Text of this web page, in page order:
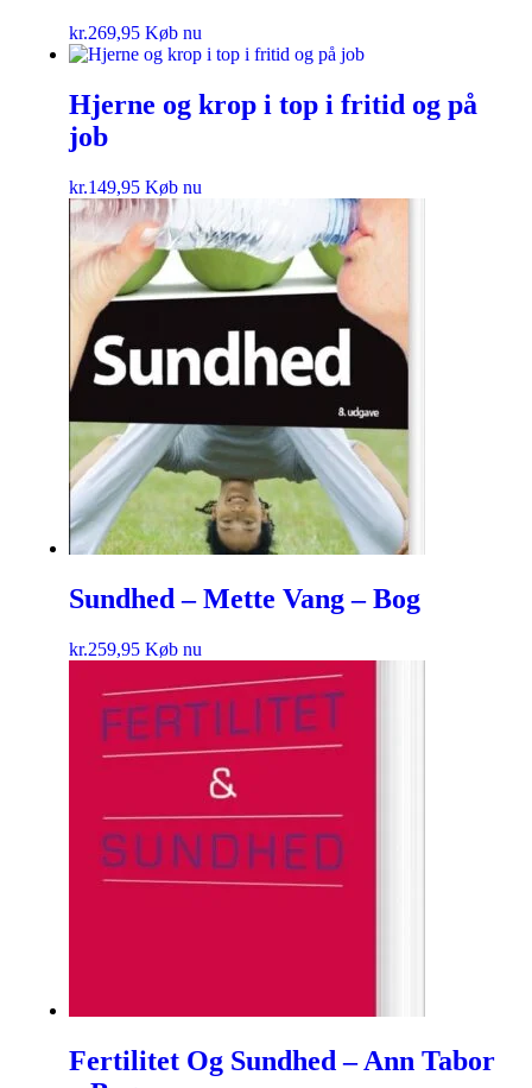
kr.269,95 Køb nu
Hjerne og krop i top i fritid og på
job
kr.149,95 Køb nu
Sundhed – Mette Vang – Bog
kr.259,95 Køb nu
Fertilitet Og Sundhed – Ann Tabor